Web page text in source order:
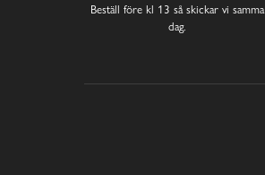
Beställ före kl 13 så skickar vi samma
dag.